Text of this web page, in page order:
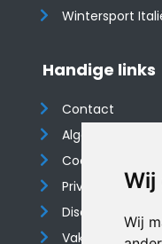
Wij
Wij
Wintersport
Handige links
Contact
Algemene
Cookieverklaring
Disclaimer
Vakantiehuis